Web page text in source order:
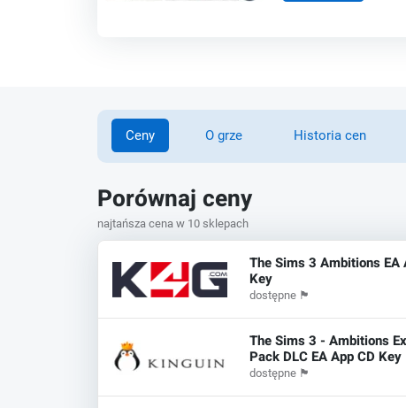
Ceny O grze Historia cen
Porównaj ceny
najtańsza cena w 10 sklepach
The Sims 3 Ambitions EA
Key
dostępne 🏴
The Sims 3 - Ambitions
Pack DLC EA App CD Key
dostępne 🏴